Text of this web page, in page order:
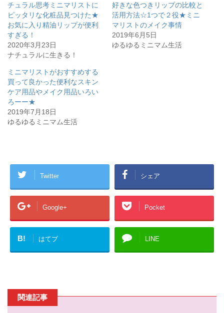
r
で
共
有
(
新
し
い
ウ
ィ
ド
ウ
で
開
き
ま
す
)
る
に
は
ク
リ
ク
し
て
く
さ
い
(
新
し
ウ
ィ
ン
ド
チュラル思考ミニマリストに
ピッタリな化粧品見つけた★
お気に入り精油リップが便利
すぎる！
2020年3月23日
ナチュラルに生きる！
好きな色つきリップの比較と
活用方法☆1つで２役★ミニ
マリストのメイク事情
2019年6月5日
ゆるゆるミニマム生活
ミニマリストがおすすめする
買って良かった便利なスキン
ケア用品やメイク用品いろい
ろーー★
2019年7月18日
ゆるゆるミニマム生活
Twitter シェア
Google+ Pocket
B! はてブ LINE
関連記事